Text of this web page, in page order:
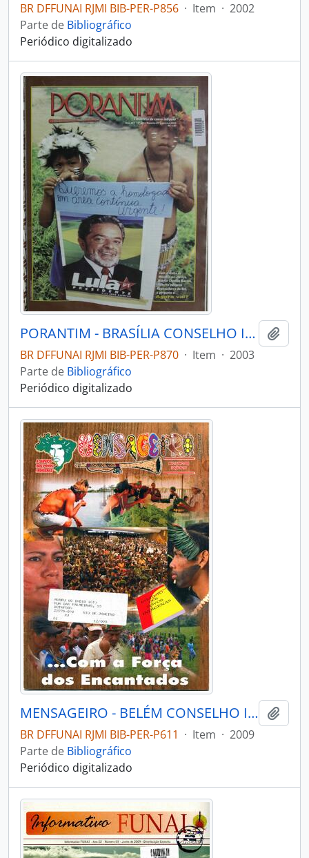
BR DFFUNAI RJMI BIB-PER-P856 · Item · 2002
Parte de Bibliográfico
Periódico digitalizado
PORANTIM - BRASÍLIA CONSELHO INDIGENISTA MISSIONÁRIO - 2003 - Nº256
BR DFFUNAI RJMI BIB-PER-P870 · Item · 2003
Parte de Bibliográfico
Periódico digitalizado
MENSAGEIRO - BELÉM CONSELHO INDIGENISTA MISSIONÁRIO - 2009 - Nº175
BR DFFUNAI RJMI BIB-PER-P611 · Item · 2009
Parte de Bibliográfico
Periódico digitalizado